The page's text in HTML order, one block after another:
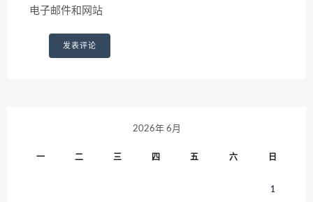
电子邮件和网站
2026年 6月
一 二 三 四 五 六 日
1